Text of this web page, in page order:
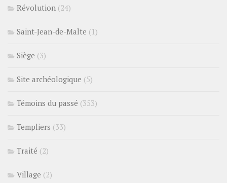
Révolution (24)
Saint-Jean-de-Malte (1)
Siège (3)
Site archéologique (5)
Témoins du passé (353)
Templiers (33)
Traité (2)
Village (2)